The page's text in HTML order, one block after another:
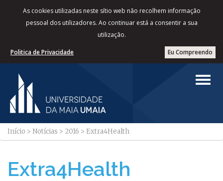
As cookies utilizadas neste sítio web não recolhem informação
pessoal dos utilizadores. Ao continuar está a consentir a sua
utilização.
Eu Compreendo
Politica de Privacidade
Início > Notícias > 2016 > Extra4Health
Extra4Health